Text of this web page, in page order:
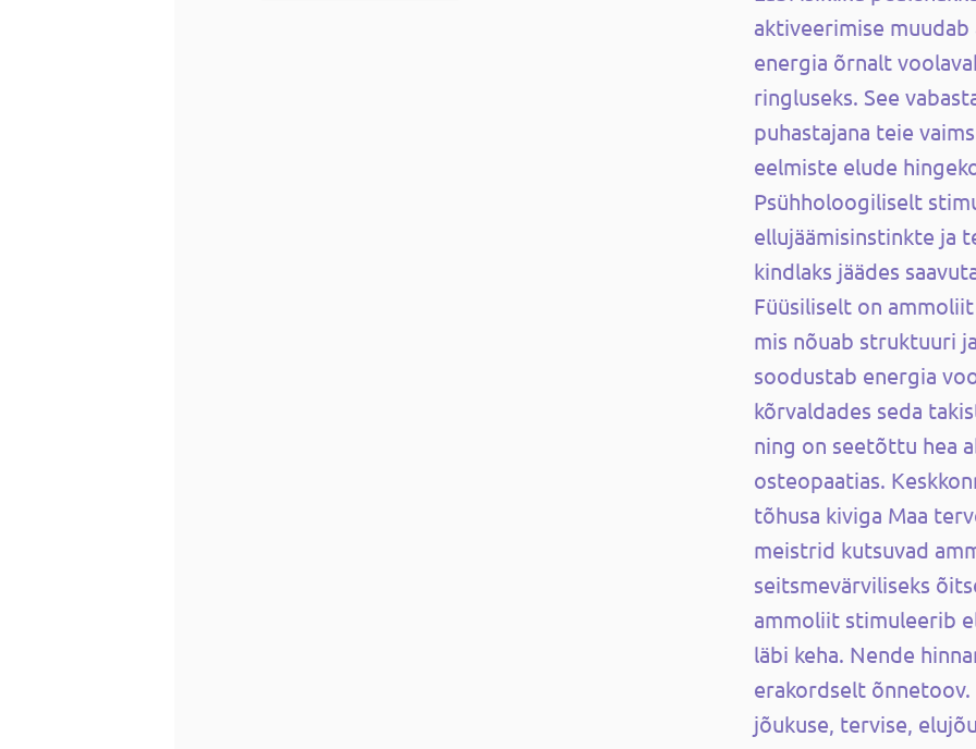
aktiveerimise
energia õrnalt
ringluseks. See
puhastajana teie
eelmiste elude
Psühholoogiliselt
ellujäämisinstinkte ja
kindlaks jäädes
Füüsiliselt on
mis nõuab struktuuri
soodustab energia
kõrvaldades seda
ning on seetõttu hea
osteopaatias.
tõhusa kiviga Maa
meistrid kutsuvad
seitsmevärviliseks
ammoliit stimuleerib
läbi keha. Nende
erakordselt
jõukuse, tervise,